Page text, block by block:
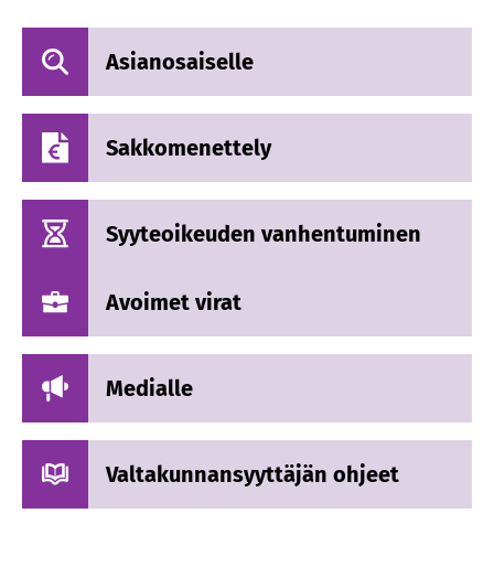
Asianosaiselle
Sakkomenettely
Syyteoikeuden vanhentuminen
Avoimet virat
Medialle
Valtakunnansyyttäjän ohjeet